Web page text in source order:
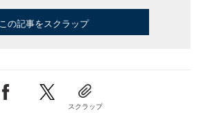
この記事をスクラップ
スクラップ